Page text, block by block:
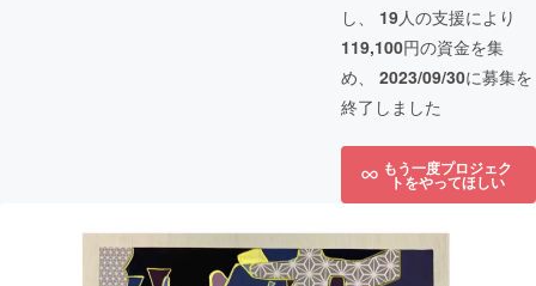
し、 19人の支援により
119,100円の資金を集
め、 2023/09/30に募集を
終了しました
もう一度プロジェク
トをやってほしい